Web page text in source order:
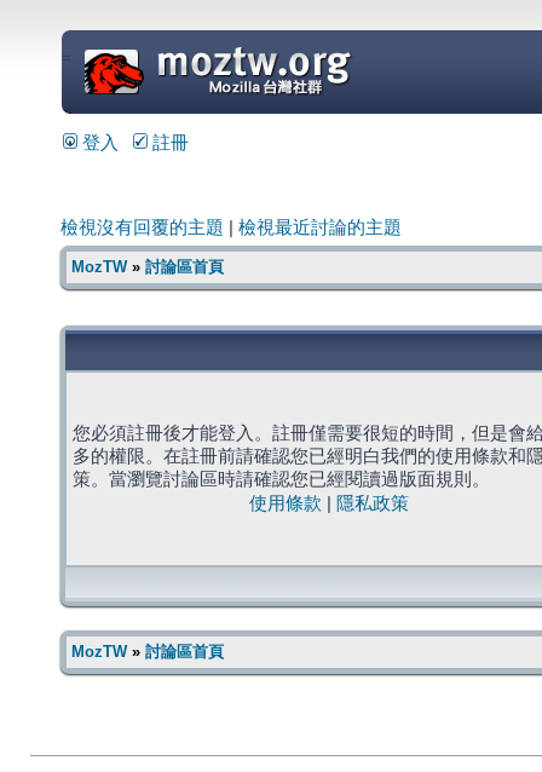
=
登入 註冊
檢視沒有回覆的主題 檢視最近討論的主題
MozTW» 討論區首頁
您必須註冊後才能登入。註冊僅需要很短的時間，但是會
多的權限。在註冊前請確認您已經明白我們的使用條款和
策。當瀏覽討論區時請確認您已經閱讀過版面規則。
使用條款
隱私政策
MozTW» 討論區首頁